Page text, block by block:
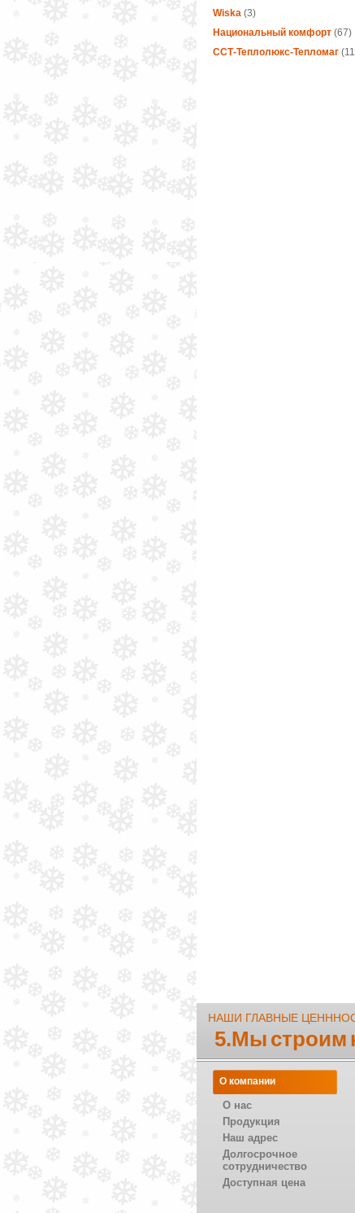
Wiska(3)
Национальный комфорт(67)
ССТ-Теплолюкс-Тепломаг
НАШИ ГЛАВНЫЕ
5.Мы строим
О компании
О нас
Продукция
Наш адрес
Долгосрочное
сотрудничество
Доступная цена